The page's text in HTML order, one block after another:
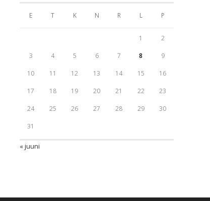
E T K N R L P
1 2
3 4 5 6 7 8 9
10 11 12 13 14 15 16
17 18 19 20 21 22 23
24 25 26 27 28 29 30
31
« juuni